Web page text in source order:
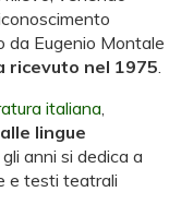
Eugenio Montale
ricevuto nel 1975
italiana
lingue
gli anni si dedica a
e testi teatrali